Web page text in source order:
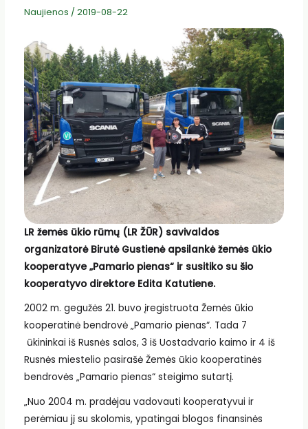
Naujienos / 2019-08-22
LR žemės ūkio rūmų (LR ŽŪR) savivaldos
organizatorė Birutė Gustienė apsilankė žemės ūkio
kooperatyve „Pamario pienas“ ir susitiko su šio
kooperatyvo direktore Edita Katutiene.
2002 m. gegužės 21. buvo įregistruota Žemės ūkio
kooperatinė bendrovė „Pamario pienas“. Tada 7
ūkininkai iš Rusnės salos, 3 iš Uostadvario kaimo ir 4 iš
Rusnės miestelio pasirašė Žemės ūkio kooperatinės
bendrovės „Pamario pienas“ steigimo sutartį.
„Nuo 2004 m. pradėjau vadovauti kooperatyvui ir
perėmiau jį su skolomis, ypatingai blogos finansinės